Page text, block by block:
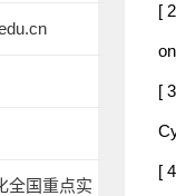
全国重点实
[
[
[